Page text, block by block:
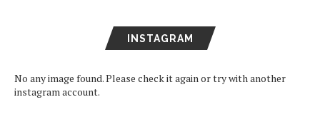
INSTAGRAM
No any image found. Please check it again or try with another
instagram account.